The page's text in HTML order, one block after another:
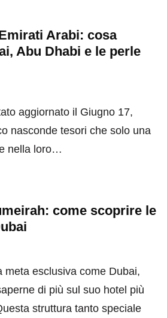
Arabi: cosa
Abu Dhabi e le perle
aggiornato il Giugno 17,
nasconde tesori che solo una
nella loro…
come scoprire le
meta esclusiva come Dubai,
di più sul suo hotel più
struttura tanto speciale